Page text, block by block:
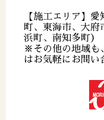
【施工エリア】
町、東海市、大府
浜町、南知多町）
※その他の地域も
はお気軽にお問い